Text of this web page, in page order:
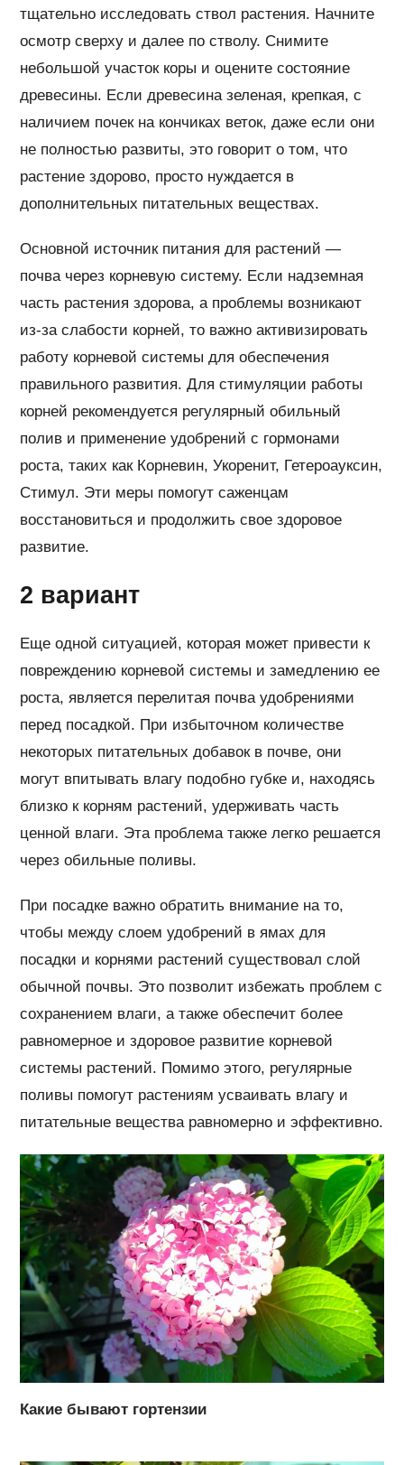
тщательно исследовать ствол растения. Начните
осмотр сверху и далее по стволу. Снимите
небольшой участок коры и оцените состояние
древесины. Если древесина зеленая, крепкая, с
наличием почек на кончиках веток, даже если они
не полностью развиты, это говорит о том, что
растение здорово, просто нуждается в
дополнительных питательных веществах.
Основной источник питания для растений —
почва через корневую систему. Если надземная
часть растения здорова, а проблемы возникают
из-за слабости корней, то важно активизировать
работу корневой системы для обеспечения
правильного развития. Для стимуляции работы
корней рекомендуется регулярный обильный
полив и применение удобрений с гормонами
роста, таких как Корневин, Укоренит, Гетероауксин,
Стимул. Эти меры помогут саженцам
восстановиться и продолжить свое здоровое
развитие.
2 вариант
Еще одной ситуацией, которая может привести к
повреждению корневой системы и замедлению ее
роста, является перелитая почва удобрениями
перед посадкой. При избыточном количестве
некоторых питательных добавок в почве, они
могут впитывать влагу подобно губке и, находясь
близко к корням растений, удерживать часть
ценной влаги. Эта проблема также легко решается
через обильные поливы.
При посадке важно обратить внимание на то,
чтобы между слоем удобрений в ямах для
посадки и корнями растений существовал слой
обычной почвы. Это позволит избежать проблем с
сохранением влаги, а также обеспечит более
равномерное и здоровое развитие корневой
системы растений. Помимо этого, регулярные
поливы помогут растениям усваивать влагу и
питательные вещества равномерно и эффективно.
Какие бывают гортензии